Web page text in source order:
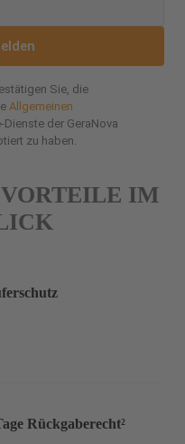
Sie, die
Allgemeinen
Dienste der GeraNova
zu haben.
IM
Rückgaberecht²